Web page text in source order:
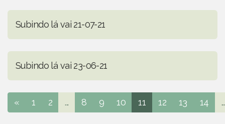
Subindo lá vai 21-07-21
Subindo lá vai 23-06-21
« 1 2 ... 8 9 10 11 12 13 14 ...